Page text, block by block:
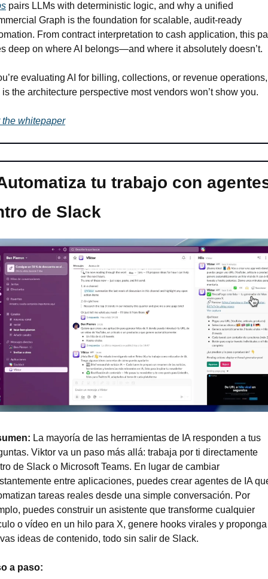
pairs LLMs with deterministic logic, and why a unified
Graph is the foundation for scalable, audit-ready
From contract interpretation to cash application, this
deep on where AI belongs—and where it absolutely doesn’t.
evaluating AI for billing, collections, or revenue operations,
is the architecture perspective most vendors won’t show you.
the whitepaper
tu trabajo con
de Slack
La mayoría de las herramientas de IA responden a tus
Viktor va un paso más allá: trabaja por ti directamente
de Slack o Microsoft Teams. En lugar de cambiar
entre aplicaciones, puedes crear agentes de IA
tareas reales desde una simple conversación. Por
puedes construir un asistente que transforme cualquier
o vídeo en un hilo para X, genere hooks virales y proponga
ideas de contenido, todo sin salir de Slack.
a paso: